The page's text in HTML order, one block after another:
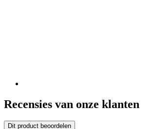
Recensies van onze klanten
Dit product beoordelen